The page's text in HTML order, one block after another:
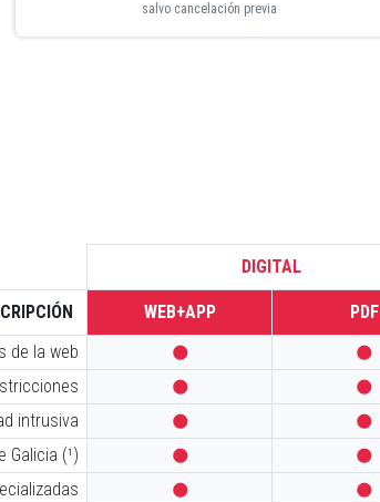
salvo cancelación previa
DIGITAL
WEB+APP PDF
de la web
 
 
intrusiva  
Galicia (¹)  
 